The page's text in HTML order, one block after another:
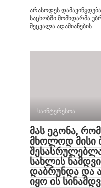
არასოდეს
საცხობში მომხდარმა
შეცვალა ადამიანების
საინტერესოა
მას ეგონა,
მხოლოდ მისი
სახლის
დაბრუნდა და
იყო ის